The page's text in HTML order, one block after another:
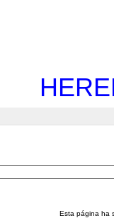
Esta página ha